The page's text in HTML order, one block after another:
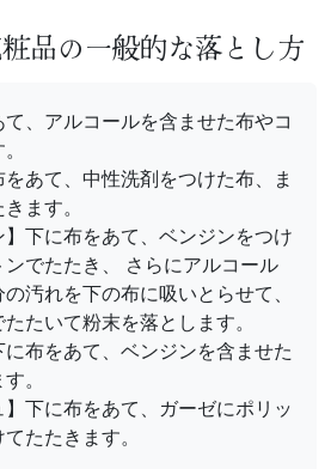
品の一般的な落とし方
て、アルコールを含ませた布やコ
をあて、中性洗剤をつけた布、ま
ます。
】下に布をあて、ベンジンをつけ
でたたき、 さらにアルコール
汚れを下の布に吸いとらせて、
たいて粉末を落とします。
に布をあて、ベンジンを含ませた
。
】下に布をあて、ガーゼにポリッ
たたきます。